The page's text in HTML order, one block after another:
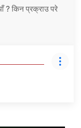
? किन प्रक्राउ परे